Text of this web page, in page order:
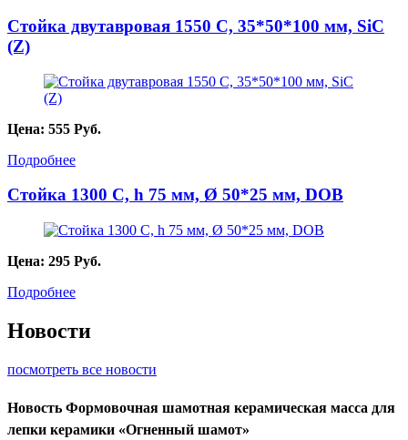
Стойка двутавровая 1550 C, 35*50*100 мм, SiC
(Z)
Цена: 555 Руб.
Подробнее
Стойка 1300 С, h 75 мм, Ø 50*25 мм, DOB
Цена: 295 Руб.
Подробнее
Новости
посмотреть все новости
Новость Формовочная шамотная керамическая масса для
лепки керамики «Огненный шамот»